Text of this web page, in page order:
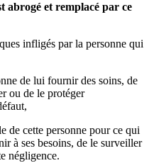
abrogé et remplacé par ce
infligés par la personne qui
de lui fournir des soins, de
ou de le protéger
de cette personne pour ce qui
à ses besoins, de le surveiller
négligence.